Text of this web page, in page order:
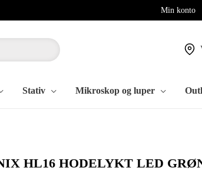
Min konto
Stativ Mikroskop og luper
HL16 HODELYKT LED